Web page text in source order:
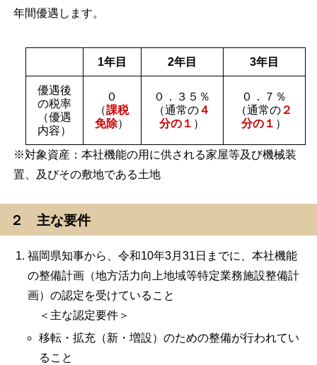
年間優遇します。
1年目 2年目 3年目
優遇後
の税率
（優遇
内容）
０
（課税
免除）
０．３５％
（通常の４
分の１ ）
０．７％
（通常の ２
分の１ ）
※対象資産：本社機能の用に供される家屋等及び機械装
置、及びその敷地である土地
２ 主な要件
福岡県知事から、令和10年3月31日までに、本社機能
の整備計画（地方活力向上地域等特定業務施設整備計
画）の認定を受けていること
＜主な認定要件＞
移転・拡充（新・増設）のための整備が行われてい
ること